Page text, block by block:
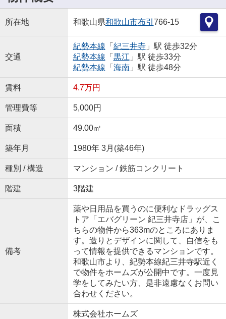
所在地 和歌山県和歌山市布引 766-15
交通
紀勢本線 「 紀三井寺」駅 徒歩32分
紀勢本線 「 黒江 」駅 徒歩33分
紀勢本線 「 海南」駅 徒歩48分
賃料 4.7万円
管理費等 5,000円
面積 49.00㎡
築年月 1980年 3月(築46年)
種別 / 構造 マンション / 鉄筋コンクリート
階建 3階建
備考
薬や日用品を買うのに便利なドラッグス
トア「エバグリーン 紀三井寺店」が、こ
ちらの物件から363mのところにありま
す。造りとデザインに関して、自信をも
って情報を提供できるマンションです。
和歌山市より、紀勢本線紀三井寺駅近く
で物件をホームズが公開中です。一度見
学をしてみたい方、是非遠慮なくお問い
合わせください。
株式会社ホームズ